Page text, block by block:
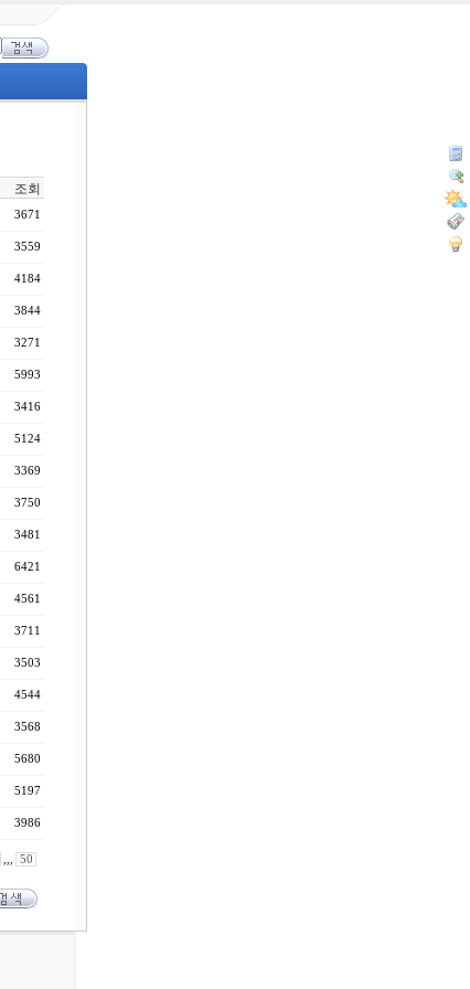
조회
3671
3559
4184
3844
3271
5993
3416
5124
3369
3750
3481
6421
4561
3711
3503
4544
3568
5680
5197
3986
,,, 50